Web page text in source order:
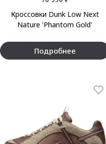
Кроссовки Dunk Low Next
Nature 'Phantom Gold'
Подробнее